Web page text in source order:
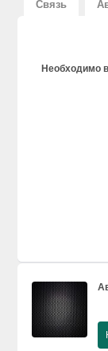
Связь
Необходимо